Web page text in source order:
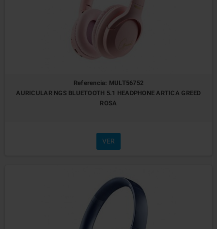
Referencia: MULT56752
AURICULAR NGS BLUETOOTH 5.1 HEADPHONE ARTICA GREED
ROSA
VER